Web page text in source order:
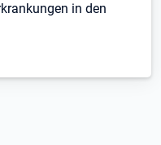
in den